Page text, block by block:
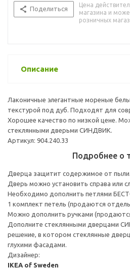
Поделиться
Цена
магазина и
розничных
Описание
Лаконичные элегантные мореные
текстурой под дуб. Подходят для
Хорошее качество по низкой цене.
стеклянными дверьми СИНДВИК.
Артикул: 904.240.33
Подробнее о
Дверца защитит содержимое от пыли.
Дверь можно установить справа или
Необходимо дополнить петлями
1 комплект петель (продаются
Можно дополнить ручками
Дополните стеклянными дверцами
решение, в котором стеклянные
глухими фасадами.
Дизайнер:
IKEA of Sweden